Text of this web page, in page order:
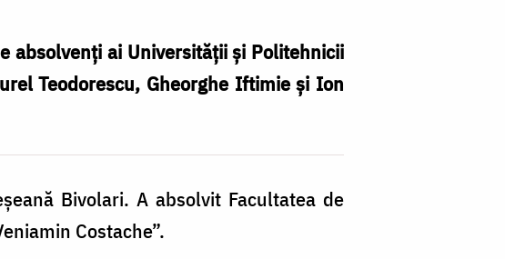
ai Universității și Politehnicii
Teodorescu, Gheorghe Iftimie și Ion
Bivolari. A absolvit Facultatea de
Costache”.